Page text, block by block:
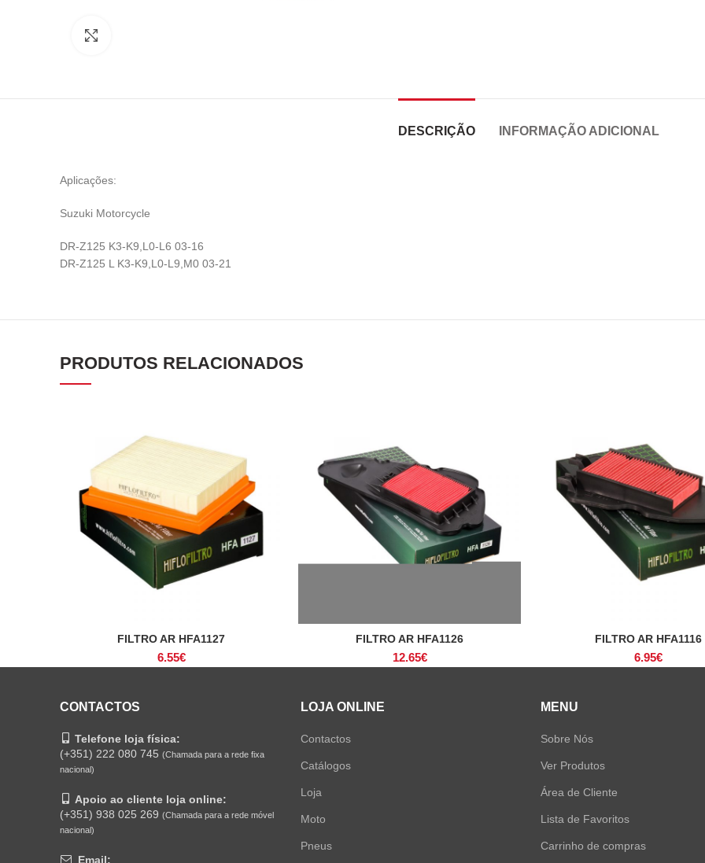
DESCRIÇÃO INFORMAÇÃO ADICIONAL
Aplicações:
Suzuki Motorcycle
DR-Z125 K3-K9,L0-L6 03-16
DR-Z125 L K3-K9,L0-L9,M0 03-21
PRODUTOS RELACIONADOS
ADICIONAR
FILTRO AR HFA1127
6.55€
ADICIONAR
FILTRO AR HFA1126
12.65€
ADICIONAR
FILTRO AR HFA1116
6.95€
CONTACTOS
Telefone loja física:
(+351) 222 080 745 (Chamada para a rede fixa
nacional)
Apoio ao cliente loja online:
(+351) 938 025 269 (Chamada para a rede móvel
nacional)
Email:
LOJA ONLINE
Contactos
Catálogos
Loja
Moto
Pneus
MENU
Sobre Nós
Ver Produtos
Área de Cliente
Lista de Favoritos
Carrinho de compras